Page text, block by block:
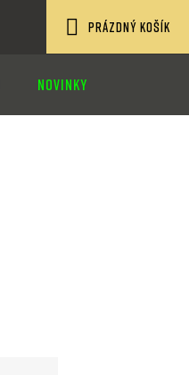
KOŠÍK
PRÁZDNÝ KOŠÍK
NOVINKY